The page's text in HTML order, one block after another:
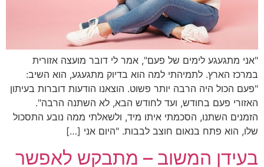
"אני מתגעגע לימים של פעם", אמר לי דובר מועצה אזורית
במרכז הארץ. לתמיהתי למה הוא בדיוק מתגעגע, הוא השיב:
"פעם הכול היה הרבה יותר פשוט. הוצאנו הודעות דוברות בעיתון
האזורי פעם בחודש, ועד לחודש הבא, לא השתנה הרבה".
הזמנים השתנו, הסכמתי איתו מיד, ולשאלתי ממה נובע התסכול
שלו, הוא פתח בנאום חוצב לבבות. "היום אני […]
בעידן המשוב – מתבקש לאפשר